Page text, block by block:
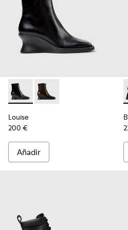
Louise - K400838-001 - Botines
Louise - K400838-004
Louise
200 €
Añadir